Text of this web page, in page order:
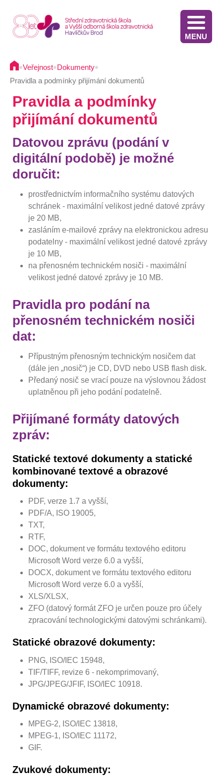
MENU
•Veřejnost•Dokumenty•
Pravidla a podmínky přijímání dokumentů
Pravidla a podmínky
přijímání dokumentů
Datovou zprávu (podání v
digitální podobě) je možné
doručit:
prostřednictvím informačního systému datových
schránek - maximální velikost jedné datové zprávy
je 20 MB,
zasláním e-mailové zprávy na elektronickou adresu
podatelny - maximální velikost jedné datové zprávy
je 10 MB,
na přenosném technickém nosiči - maximální
velikost jedné datové zprávy je 10 MB.
Pravidla pro podání na
přenosném technickém nosiči
dat:
Přípustným přenosným technickým nosičem dat
(dále jen „nosič“) je CD, DVD nebo USB flash disk.
Předaný nosič se vrací pouze na výslovnou žádost
uplatněnou při jeho podání podatelně.
Přijímané formáty datových
zpráv:
Statické textové dokumenty a statické
kombinované textové a obrazové
dokumenty:
PDF, verze 1.7 a vyšší,
PDF/A, ISO 19005,
TXT,
RTF,
DOC, dokument ve formátu textového editoru
Microsoft Word verze 6.0 a vyšší,
DOCX, dokument ve formátu textového editoru
Microsoft Word verze 6.0 a vyšší,
XLS/XLSX,
ZFO (datový formát ZFO je určen pouze pro účely
zpracování technologickými datovými schránkami).
Statické obrazové dokumenty:
PNG, ISO/IEC 15948,
TIF/TIFF, revize 6 - nekomprimovaný,
JPG/JPEG/JFIF, ISO/IEC 10918.
Dynamické obrazové dokumenty:
MPEG-2, ISO/IEC 13818,
MPEG-1, ISO/IEC 11172,
GIF.
Zvukové dokumenty: